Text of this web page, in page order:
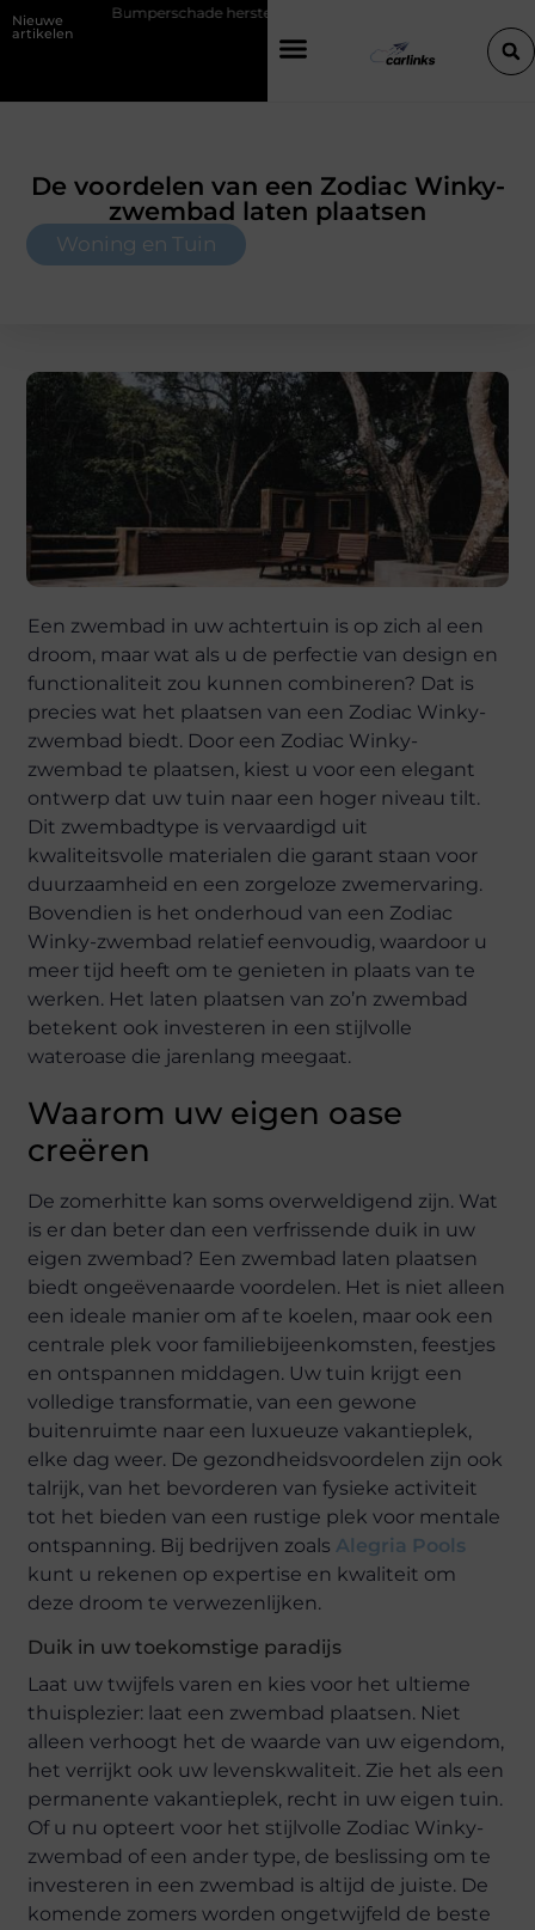
Nieuwe
artikelen
herstellen: repareren of de bumper vervangen?
De voordelen van een Zodiac Winky-
zwembad laten plaatsen
Woning en Tuin
Een zwembad in uw achtertuin is op zich al een
droom, maar wat als u de perfectie van design en
functionaliteit zou kunnen combineren? Dat is
precies wat het plaatsen van een Zodiac Winky-
zwembad biedt. Door een Zodiac Winky-
zwembad te plaatsen, kiest u voor een elegant
ontwerp dat uw tuin naar een hoger niveau tilt.
Dit zwembadtype is vervaardigd uit
kwaliteitsvolle materialen die garant staan voor
duurzaamheid en een zorgeloze zwemervaring.
Bovendien is het onderhoud van een Zodiac
Winky-zwembad relatief eenvoudig, waardoor u
meer tijd heeft om te genieten in plaats van te
werken. Het laten plaatsen van zo’n zwembad
betekent ook investeren in een stijlvolle
wateroase die jarenlang meegaat.
Waarom uw eigen oase
creëren
De zomerhitte kan soms overweldigend zijn. Wat
is er dan beter dan een verfrissende duik in uw
eigen zwembad? Een zwembad laten plaatsen
biedt ongeëvenaarde voordelen. Het is niet alleen
een ideale manier om af te koelen, maar ook een
centrale plek voor familiebijeenkomsten, feestjes
en ontspannen middagen. Uw tuin krijgt een
volledige transformatie, van een gewone
buitenruimte naar een luxueuze vakantieplek,
elke dag weer. De gezondheidsvoordelen zijn ook
talrijk, van het bevorderen van fysieke activiteit
tot het bieden van een rustige plek voor mentale
ontspanning. Bij bedrijven zoalsAlegria Pools
kunt u rekenen op expertise en kwaliteit om
deze droom te verwezenlijken.
Duik in uw toekomstige paradijs
Laat uw twijfels varen en kies voor het ultieme
thuisplezier: laat een zwembad plaatsen. Niet
alleen verhoogt het de waarde van uw eigendom,
het verrijkt ook uw levenskwaliteit. Zie het als een
permanente vakantieplek, recht in uw eigen tuin.
Of u nu opteert voor het stijlvolle Zodiac Winky-
zwembad of een ander type, de beslissing om te
investeren in een zwembad is altijd de juiste. De
komende zomers worden ongetwijfeld de beste